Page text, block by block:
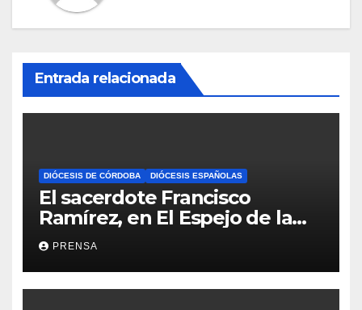
Entrada relacionada
DIÓCESIS DE CÓRDOBA DIÓCESIS ESPAÑOLAS
El sacerdote Francisco
Ramírez, en El Espejo de la
Iglesia
PRENSA